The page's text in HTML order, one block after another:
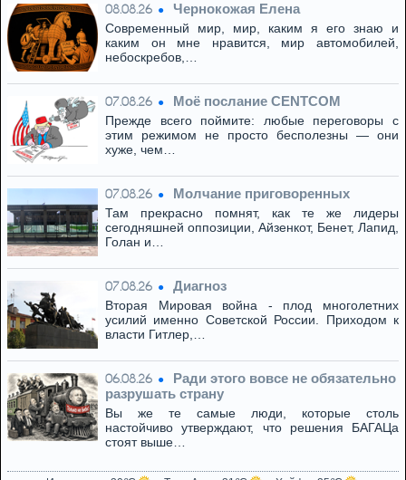
08.08.26 Чернокожая Елена
Современный мир, мир, каким я его знаю и
каким он мне нравится, мир автомобилей,
небоскребов,…
07.08.26 Моё послание CENTCOM
Прежде всего поймите: любые переговоры с
этим режимом не просто бесполезны — они
хуже, чем…
07.08.26 Молчание приговоренных
Там прекрасно помнят, как те же лидеры
сегодняшней оппозиции, Айзенкот, Бенет, Лапид,
Голан и…
07.08.26 Диагноз
Вторая Мировая война - плод многолетних
усилий именно Советской России. Приходом к
власти Гитлер,…
06.08.26
Ради этого вовсе не обязательно
разрушать страну
Вы же те самые люди, которые столь
настойчиво утверждают, что решения БАГАЦа
стоят выше…